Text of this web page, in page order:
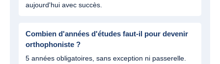
aujourd'hui avec succès.
Combien d'années d'études faut-il pour devenir
orthophoniste ?
5 années obligatoires, sans exception ni passerelle.